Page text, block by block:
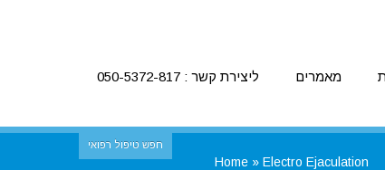
מאמרים ליצירת קשר : 050-5372-817
חפש טיפול רפואי
Home » Electro Ejaculation